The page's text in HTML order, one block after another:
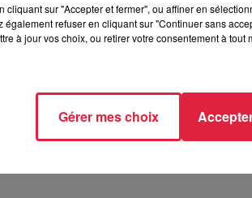
d'Artgens - STE MARIE AUX MINES (68)
cliquant sur "Accepter et fermer", ou affiner en
également refuser en cliquant sur "Continuer sans
à jour vos choix, ou retirer votre consentement à
Gérer mes choix